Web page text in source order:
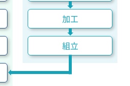
加工
組立